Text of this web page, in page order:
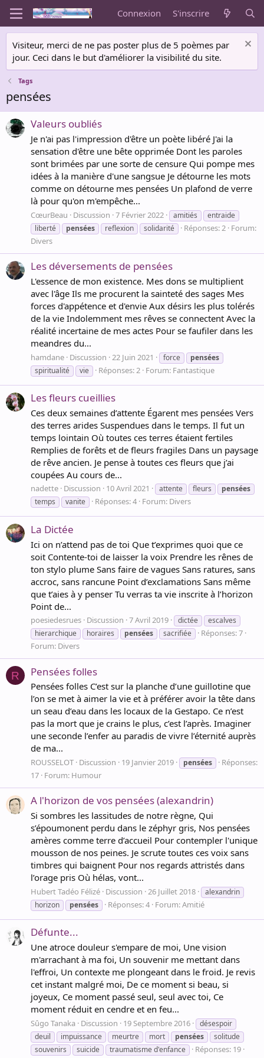
Connexion S'inscrire
Visiteur, merci de ne pas poster plus de 5 poèmes par
jour. Ceci dans le but d'améliorer la visibilité du site.
Tags
pensées
Valeurs oubliés
Je n'ai pas l'impression d'être un poète libéré J'ai la
sensation d'être une bête opprimée Dont les paroles
sont brimées par une sorte de censure Qui pompe mes
idées à la manière d'une sangsue Je détourne les mots
comme on détourne mes pensées Un plafond de verre
là pour qu'on m'empêche...
CœurBeau Discussion 7 Février 2022 amitiés
entraide
liberté
pensées reflexion solidarité Réponses: 2 Forum:
Divers
Les déversements de pensées
L'essence de mon existence. Mes dons se multiplient
avec l'âge Ils me procurent la sainteté des sages Mes
forces d'appétence et d'envie Aux désirs les plus tolérés
de la vie Indolemment mes rêves se connectent Avec la
réalité incertaine de mes actes Pour se faufiler dans les
meandres du...
hamdane Discussion 22 Juin 2021 force
pensées
spiritualité
vie Réponses: 2 Forum: Fantastique
Les fleurs cueillies
Ces deux semaines d’attente Égarent mes pensées Vers
des terres arides Suspendues dans le temps. Il fut un
temps lointain Où toutes ces terres étaient fertiles
Remplies de forêts et de fleurs fragiles Dans un paysage
de rêve ancien. Je pense à toutes ces fleurs que j’ai
coupées Au cours de...
nadette Discussion 10 Avril 2021 attente fleurs
pensées
temps
vanite Réponses: 4 Forum: Divers
La Dictée
Ici on n’attend pas de toi Que t’exprimes quoi que ce
soit Contente-toi de laisser la voix Prendre les rênes de
ton stylo plume Sans faire de vagues Sans ratures, sans
accroc, sans rancune Point d’exclamations Sans même
que t’aies à y penser Tu verras ta vie inscrite à l’horizon
Point de...
poesiedesrues Discussion 7 Avril 2019 dictée
escalves
hierarchique
horaires pensées sacrifiée
Réponses: 7
Forum: Divers
R Pensées folles
Pensées folles C’est sur la planche d’une guillotine que
l’on se met à aimer la vie et à préférer avoir la tête dans
un seau d’eau dans les locaux de la Gestapo. Ce n’est
pas la mort que je crains le plus, c’est l’après. Imaginer
une seconde l’enfer au paradis de vivre l’éternité auprès
de ma...
ROUSSELOT Discussion 19 Janvier 2019 pensées
Réponses:
17 Forum: Humour
A l'horizon de vos pensées (alexandrin)
Si sombres les lassitudes de notre règne, Qui
s’époumonent perdu dans le zéphyr gris, Nos pensées
amères comme terre d’accueil Pour contempler l'unique
mousson de nos peines. Je scrute toutes ces voix sans
timbres qui baignent Pour nos regards attristés dans
l’orage pris Où hélas, vont...
Hubert Tadéo Félizé Discussion 26 Juillet 2018
alexandrin
horizon
pensées Réponses: 4 Forum:Amitié
Défunte...
Une atroce douleur s'empare de moi, Une vision
m'arrachant à ma foi, Un souvenir me mettant dans
l'effroi, Un contexte me plongeant dans le froid. Je revis
cet instant malgré moi, De ce moment si beau, si
joyeux, Ce moment passé seul, seul avec toi, Ce
moment réduit en cendre et en feu...
Sûgo Tanaka Discussion 19 Septembre 2016
désespoir
deuil
impuissance meurtre mort pensées
solitude
souvenirs
suicide traumatisme d'enfance
Réponses: 19